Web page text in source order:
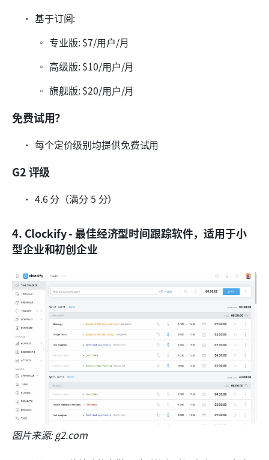
基于订阅:
专业版: $7/用户/月
高级版: $10/用户/月
旗舰版: $20/用户/月
免费试用？
每个定价级别均提供免费试用
G2 评级
4.6 分（满分 5 分）
4. Clockify - 最佳经济型时间跟踪软件，适用于小
型企业和初创企业
图片来源: g2.com